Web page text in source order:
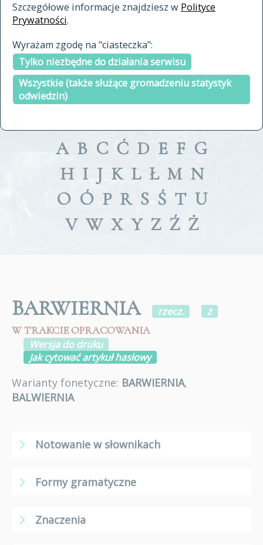
Szczegółowe informacje znajdziesz w Polityce
Prywatności.
Wyrażam zgodę na "ciasteczka":
Tylko niezbędne do działania serwisu
Wszystkie (także służące gromadzeniu statystyk
odwiedzin)
indeksie
a fronte
a tergo
A B C Ć D E F G
H I J K L Ł M N
O Ó P R S Ś T U
V W X Y Z Ź Ż
BARWIERNIA rzecz.
ż
W TRAKCIE OPRACOWANIA
Wersja do druku
Jak cytować artykuł hasłowy
Warianty fonetyczne: BARWIERNIA,
BALWIERNIA
Notowanie w słownikach
Formy gramatyczne
Znaczenia